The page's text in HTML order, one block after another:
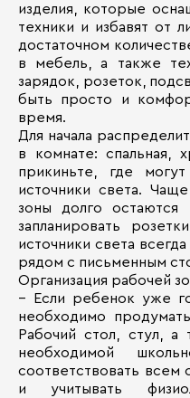
изделия, которые
техники и избавят от
достаточном
в мебель, а также
зарядок, розеток,
быть просто и
время.
Для начала
в комнате: спальная,
прикиньте, где
источники света.
зоны долго остаются
запланировать
источники света
рядом с письменным
Организация рабочей
– Если ребенок уже
необходимо
Рабочий стол, стул, а
необходимой
соответствовать всем
и учитывать